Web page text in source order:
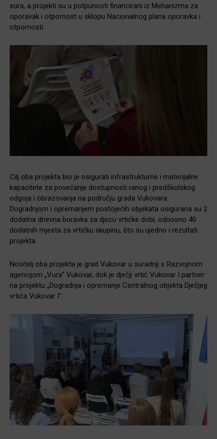
eura, a projekti su u potpunosti financirani iz Mehanizma za
oporavak i otpornost u sklopu Nacionalnog plana oporavka i
otpornosti.
Cilj oba projekta bio je osigurati infrastrukturne i materijalne
kapacitete za povećanje dostupnosti ranog i predškolskog
odgoja i obrazovanja na području grada Vukovara.
Dogradnjom i opremanjem postojećih objekata osigurana su 2
dodatna dnevna boravka za djecu vrtićke dobi, odnosno 40
dodatnih mjesta za vrtićku skupinu, što su ujedno i rezultati
projekta.
Nositelj oba projekta je grad Vukovar u suradnji s Razvojnom
agencijom „Vura” Vukovar, dok je dječji vrtić Vukovar I partner
na projektu „Dogradnja i opremanje Centralnog objekta Dječjeg
vrtića Vukovar I”.